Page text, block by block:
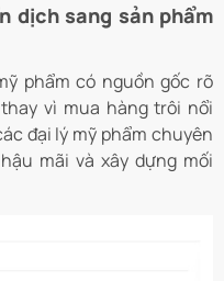
dịch sang sản phẩm
phẩm có nguồn gốc rõ
vì mua hàng trôi nổi
đại lý mỹ phẩm chuyên
mãi và xây dựng mối